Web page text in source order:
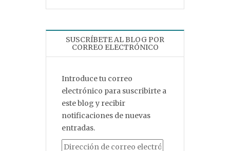
SUSCRÍBETE AL BLOG POR
CORREO ELECTRÓNICO
Introduce tu correo
electrónico para suscribirte a
este blog y recibir
notificaciones de nuevas
entradas.
Dirección de correo electrónico